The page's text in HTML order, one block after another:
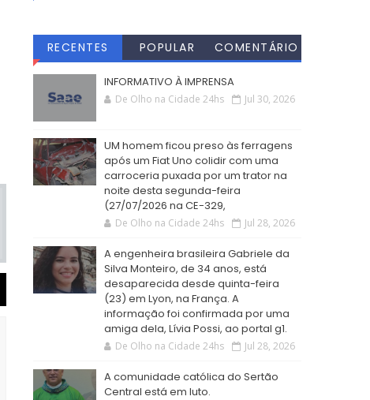
RECENTES POPULAR
COMENTÁRIO
INFORMATIVO À IMPRENSA
De Olho na Cidade 24hs Jul 30, 2026
UM homem ficou preso às ferragens
após um Fiat Uno colidir com uma
carroceria puxada por um trator na
noite desta segunda-feira
(27/07/2026 na CE-329,
De Olho na Cidade 24hs Jul 28, 2026
A engenheira brasileira Gabriele da
Silva Monteiro, de 34 anos, está
desaparecida desde quinta-feira
(23) em Lyon, na França. A
informação foi confirmada por uma
amiga dela, Lívia Possi, ao portal g1.
De Olho na Cidade 24hs Jul 28, 2026
A comunidade católica do Sertão
Central está em luto.